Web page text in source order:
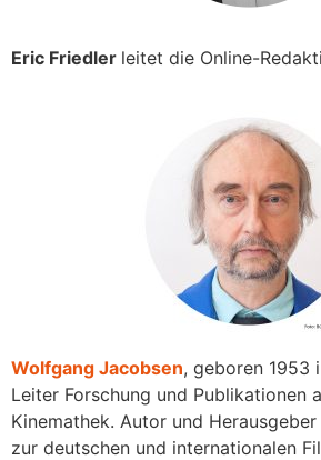
Eric Friedler leitet die Online-
Wolfgang Jacobsen, geboren 1953
Leiter Forschung und Publikationen
Kinemathek. Autor und
zur deutschen und internationalen